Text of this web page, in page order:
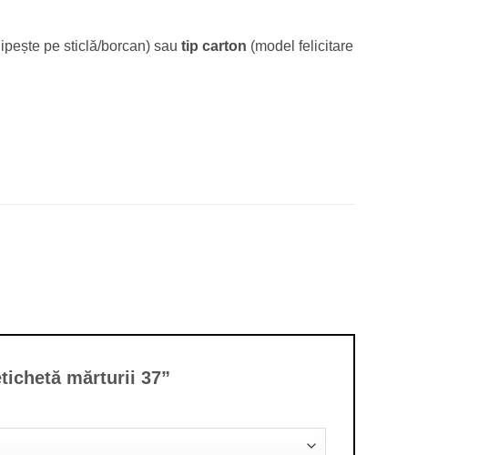
pe sticlă/borcan) sau tip carton (model felicitare
mărturii 37”